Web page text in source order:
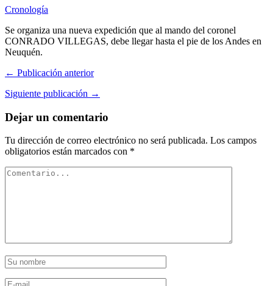
Cronología
Se organiza una nueva expedición que al mando del coronel
CONRADO VILLEGAS, debe llegar hasta el pie de los Andes en
Neuquén.
← Publicación anterior
Siguiente publicación →
Dejar un comentario
Tu dirección de correo electrónico no será publicada. Los campos
obligatorios están marcados con *